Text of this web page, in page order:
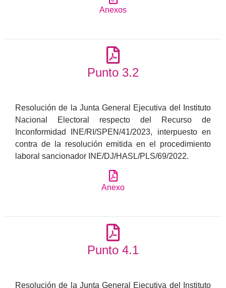
Anexos
Punto 3.2
Resolución de la Junta General Ejecutiva del Instituto
Nacional Electoral respecto del Recurso de
Inconformidad INE/RI/SPEN/41/2023, interpuesto en
contra de la resolución emitida en el procedimiento
laboral sancionador INE/DJ/HASL/PLS/69/2022.
Anexo
Punto 4.1
Resolución de la Junta General Ejecutiva del Instituto